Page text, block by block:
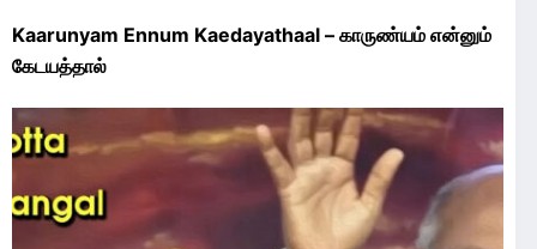
Kaarunyam Ennum Kaedayathaal – காருண்யம் என்னும்
கேடயத்தால்